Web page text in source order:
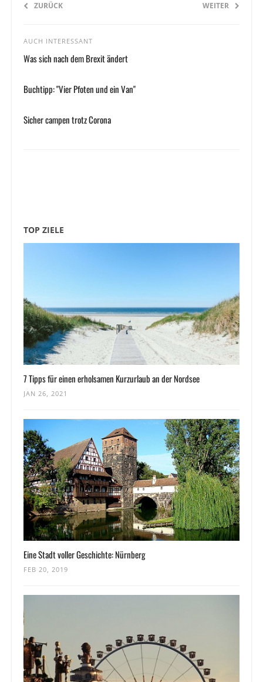
ZURÜCK WEITER
AUCH INTERESSANT
Was sich nach dem Brexit ändert
Buchtipp: "Vier Pfoten und ein Van"
Sicher campen trotz Corona
TOP ZIELE
7 Tipps für einen erholsamen Kurzurlaub an der Nordsee
JAN 26, 2021
Eine Stadt voller Geschichte: Nürnberg
FEB 20, 2019